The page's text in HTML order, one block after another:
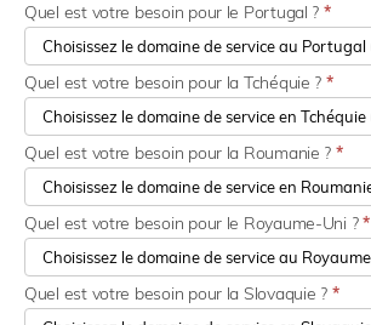
Quel est votre besoin pour le Portugal ? *
Quel est votre besoin pour la Tchéquie ? *
Quel est votre besoin pour la Roumanie ? *
Quel est votre besoin pour le Royaume-Uni ?*
Quel est votre besoin pour la Slovaquie ? *